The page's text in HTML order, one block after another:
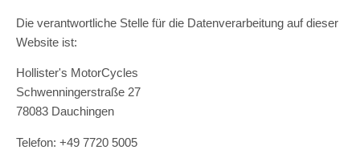
Die verantwortliche Stelle für die Datenverarbeitung auf dieser
Website ist:
Hollister's MotorCycles
Schwenningerstraße 27
78083 Dauchingen
Telefon: +49 7720 5005